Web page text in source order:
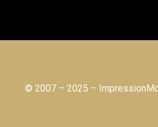
© 2007 – 2025 –